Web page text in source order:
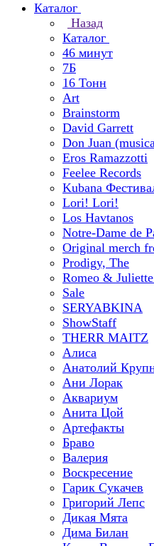
Каталог
Назад
Каталог
46 минут
7Б
16 Тонн
Art
Brainstorm
David Garrett
Don Juan
Eros Ramazzotti
Feelee Records
Kubana
Lori! Lori!
Los Havtanos
Notre-Dame de
Original merch
Prodigy, The
Romeo &
Sale
SERYABKINA
ShowStaff
THERR MAITZ
Алиса
Анатолий
Ани Лорак
Аквариум
Анита Цой
Артефакты
Браво
Валерия
Воскресение
Гарик Сукачев
Григорий Лепс
Дикая Мята
Дима Билан